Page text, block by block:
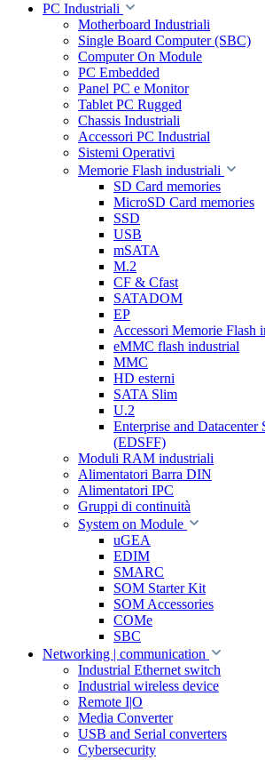
PC Industriali
Motherboard Industriali
Single Board Computer (SBC)
Computer On Module
PC Embedded
Panel PC e Monitor
Tablet PC Rugged
Chassis Industriali
Accessori PC Industrial
Sistemi Operativi
Memorie Flash industriali
SD Card memories
MicroSD Card memories
SSD
USB
mSATA
M.2
CF & Cfast
SATADOM
EP
Accessori Memorie Flash
eMMC flash industrial
MMC
HD esterni
SATA Slim
U.2
Enterprise and Datacenter
(EDSFF)
Moduli RAM industriali
Alimentatori Barra DIN
Alimentatori IPC
Gruppi di continuità
System on Module
uGEA
EDIM
SMARC
SOM Starter Kit
SOM Accessories
COMe
SBC
Networking | communication
Industrial Ethernet switch
Industrial wireless device
Remote I|O
Media Converter
USB and Serial converters
Cybersecurity